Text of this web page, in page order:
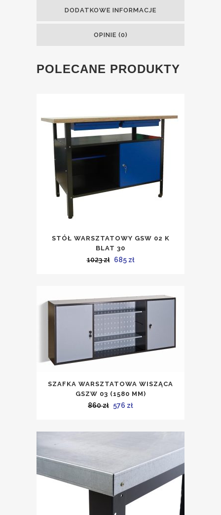
DODATKOWE INFORMACJE
OPINIE (0)
POLECANE PRODUKTY
STÓŁ WARSZTATOWY GSW 02 K
BLAT 30
1023zł Pierwotna
1023 zł.
685 złAktualna
685 zł.
SZAFKA WARSZTATOWA WISZĄCA
GSZW 03 (1580 MM)
860zł Pierwotna
wynosiła:
576 złAktualna
wynosi: